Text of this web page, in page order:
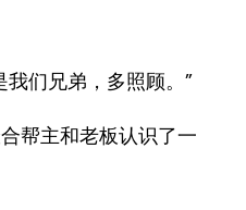
们兄弟，多照顾。”
帮主和老板认识了一